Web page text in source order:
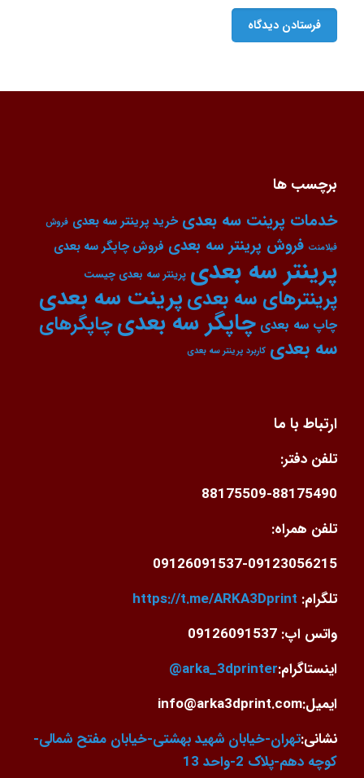
برچسب ها
خدمات پرینت سه بعدی خرید پرینتر سه بعدی فروش
فیلامنت فروش پرینتر سه بعدی فروش چاپگر سه بعدی
پرینتر سه بعدی پرینتر سه بعدی چیست
پرینترهای سه بعدیپرینت سه بعدی
چاپ سه بعدی چاپگر سه بعدیچاپگرهای
سه بعدی کاربرد پرینتر سه بعدی
ارتباط با ما
تلفن دفتر:
88175509-88175490
تلفن همراه:
09126091537-09123056215
تلگرام: https://t.me/ARKA3Dprint
واتس اپ: 09126091537
اینستاگرام:arka_3dprinter@
ایمیل:info@arka3dprint.com
نشانی:تهران-خیابان شهید بهشتی-خیابان مفتح شمالی-
کوچه دهم-پلاک 2-واحد 13